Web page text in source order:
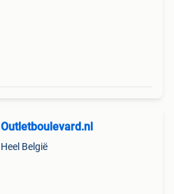
Outletboulevard.nl
Heel België